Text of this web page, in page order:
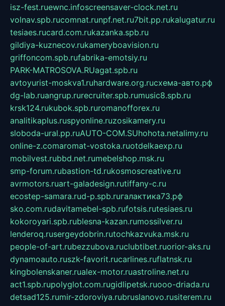
isz-fest.ruewnc.infoscreensaver-clock.net.ru
volnav.spb.rucomnat.runpf.net.ru7bit.pp.rukalugatur.ru
tesiaes.rucard.com.rukazanka.spb.ru
gildiya-kuznecov.rukameryboavision.ru
griffoncom.spb.rufabrika-emotsiy.ru
PARK-MATROSOVA.RUagat.spb.ru
avtoyurist-moskva1.ruhardware.org.ruсхема-авто.рф
dg-lab.ruangrup.rurecruiter.spb.rumusic8.spb.ru
krsk124.rukubok.spb.ruromanofforex.ru
analitikaplus.ruspyonline.ruzosikamery.ru
sloboda-ural.pp.ruAUTO-COM.SUhohota.netalimy.ru
online-z.comaromat-vostoka.ruotdelkaexp.ru
mobilvest.rubbd.net.rumebelshop.msk.ru
smp-forum.rubastion-td.rukosmoscreative.ru
avrmotors.ruart-galadesign.rutiffany-c.ru
ecostep-samara.rud-p.spb.ruгалактика73.рф
sko.com.rudavitamebel-spb.rufotsis.rutesiaes.ru
kokoroyari.spb.rublesna-kazan.rumossilver.ru
lenderoq.rusergeydobrin.rutochkazvuka.msk.ru
people-of-art.rubezzubova.ruclubtibet.ruorior-aks.ru
dynamoauto.ruszk-favorit.rucarlines.ruflatnsk.ru
kingbolenskaner.rualex-motor.ruastroline.net.ru
act1.spb.rupolyglot.com.rugidlipetsk.ruooo-driada.ru
detsad125.rumir-zdoroviya.rubruslanovo.rusiterem.ru